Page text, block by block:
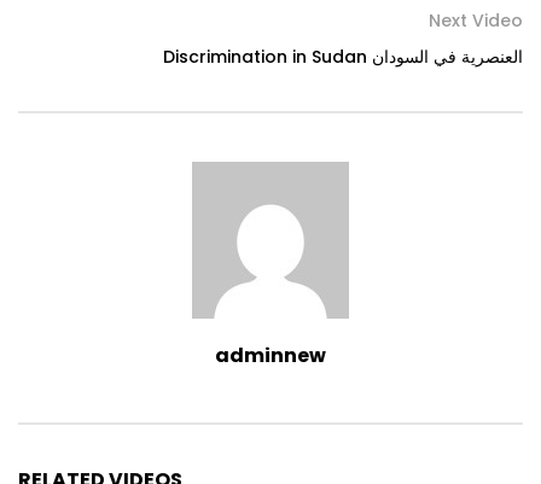
Next Video
Discrimination in Sudan العنصرية في السودان
adminnew